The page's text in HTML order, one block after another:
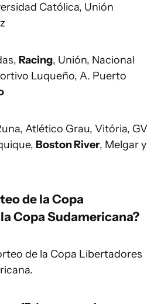
Católica, Unión
Racing, Unión, Nacional
Luqueño, A. Puerto
Atlético Grau, Vitória, GV
Boston River, Melgar y
de la Copa
Copa Sudamericana?
de la Copa Libertadores